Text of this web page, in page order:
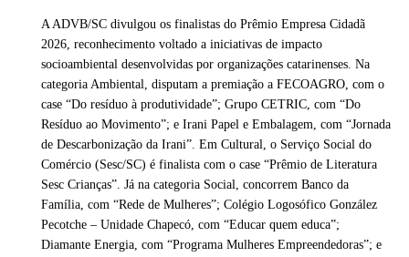
A ADVB/SC divulgou os finalistas do Prêmio Empresa Cidadã
2026, reconhecimento voltado a iniciativas de impacto
socioambiental desenvolvidas por organizações catarinenses. Na
categoria Ambiental, disputam a premiação a FECOAGRO, com o
case “Do resíduo à produtividade”; Grupo CETRIC, com “Do
Resíduo ao Movimento”; e Irani Papel e Embalagem, com “Jornada
de Descarbonização da Irani”. Em Cultural, o Serviço Social do
Comércio (Sesc/SC) é finalista com o case “Prêmio de Literatura
Sesc Crianças”. Já na categoria Social, concorrem Banco da
Família, com “Rede de Mulheres”; Colégio Logosófico González
Pecotche – Unidade Chapecó, com “Educar quem educa”;
Diamante Energia, com “Programa Mulheres Empreendedoras”; e